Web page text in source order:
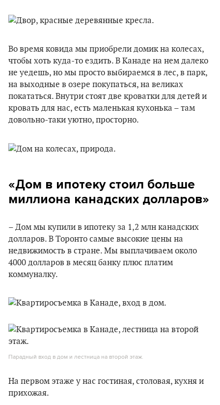
Во время ковида мы приобрели домик на колесах,
чтобы хоть куда-то ездить. В Канаде на нем далеко
не уедешь, но мы просто выбираемся в лес, в парк,
на выходные в озере покупаться, на великах
покататься. Внутри стоят две кроватки для детей и
кровать для нас, есть маленькая кухонька – там
довольно-таки уютно, просторно.
«Дом в ипотеку стоил больше
миллиона канадских долларов»
– Дом мы купили в ипотеку за 1,2 млн канадских
долларов. В Торонто самые высокие цены на
недвижимость в стране. Мы выплачиваем около
4000 долларов в месяц банку плюс платим
коммуналку.
Парадный вход в дом и лестница на второй этаж.
На первом этаже у нас гостиная, столовая, кухня и
прихожая.